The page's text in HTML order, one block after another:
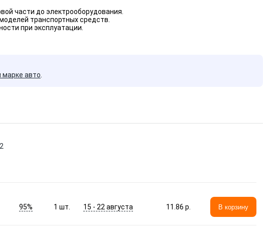
части до электрооборудования.
транспортных средств.
при эксплуатации.
марке авто
95% 1 шт. 15 - 22 августа 11.86 p. В корзину